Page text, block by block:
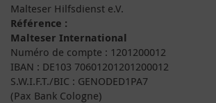
Malteser Hilfsdienst e.V.
Référence :
Malteser International
Numéro de compte : 1201200012
IBAN : DE103 70601201201200012
S.W.I.F.T./BIC : GENODED1PA7
(Pax Bank Cologne)